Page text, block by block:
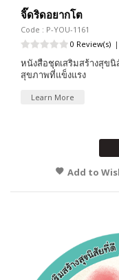
จิ๊ดริดอยากโต
Code : P-YOU-1161
0 Review(s) |
หนังสือชุดเสริมสร้างสุข
สุขภาพที่แข็งแรง
Learn More
Add to